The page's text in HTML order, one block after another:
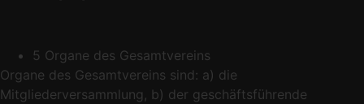
5 Organe des Gesamtvereins
Organe des Gesamtvereins sind: a) die
Mitgliederversammlung, b) der geschäftsführende